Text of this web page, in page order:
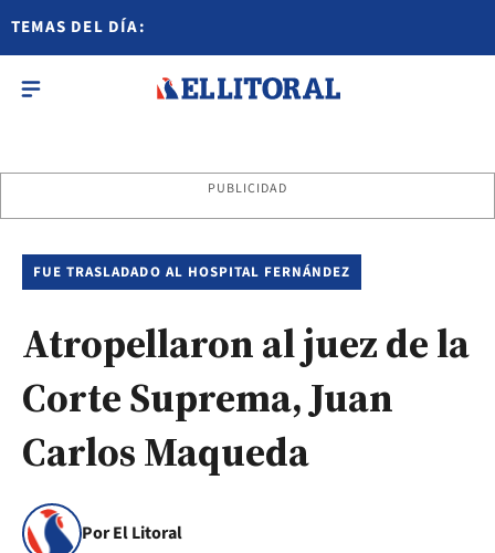
TEMAS DEL DÍA:
PUBLICIDAD
FUE TRASLADADO AL HOSPITAL FERNÁNDEZ
Atropellaron al juez de la
Corte Suprema, Juan
Carlos Maqueda
Por El Litoral